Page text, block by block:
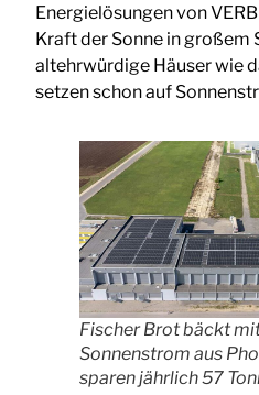
Energielösungen von
Kraft der Sonne in großem
altehrwürdige Häuser wie
setzen schon auf
Fischer Brot bäckt
Sonnenstrom aus
sparen jährlich 57